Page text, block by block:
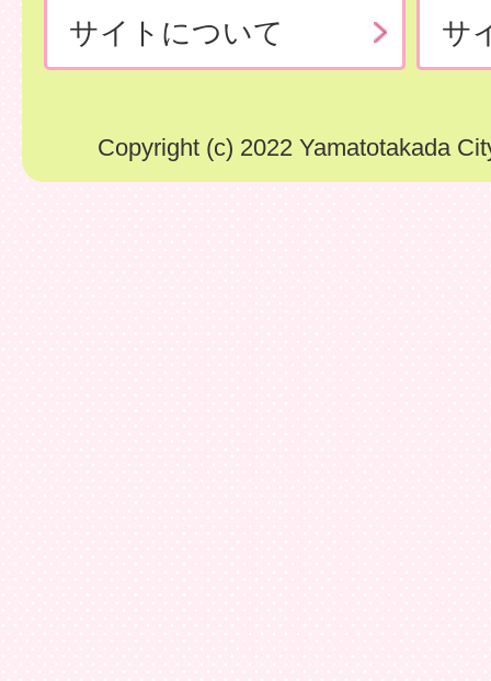
サイトについて サ
Copyright (c) 2022 Yamatotakada